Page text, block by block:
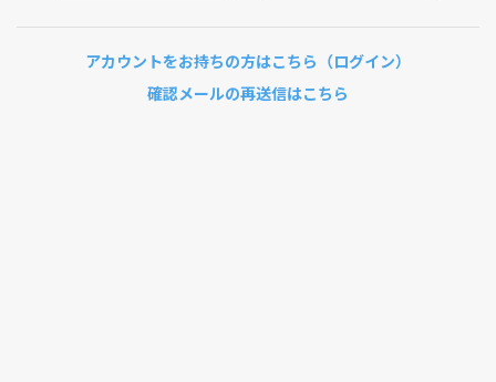
アカウントをお持ちの方はこちら（ログイン）
確認メールの再送信はこちら